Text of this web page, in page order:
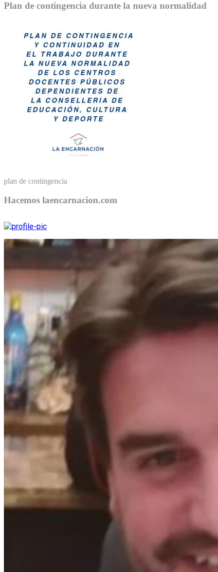
Plan de contingencia durante la nueva normalidad
plan de contingencia
Hacemos laencarnacion.com